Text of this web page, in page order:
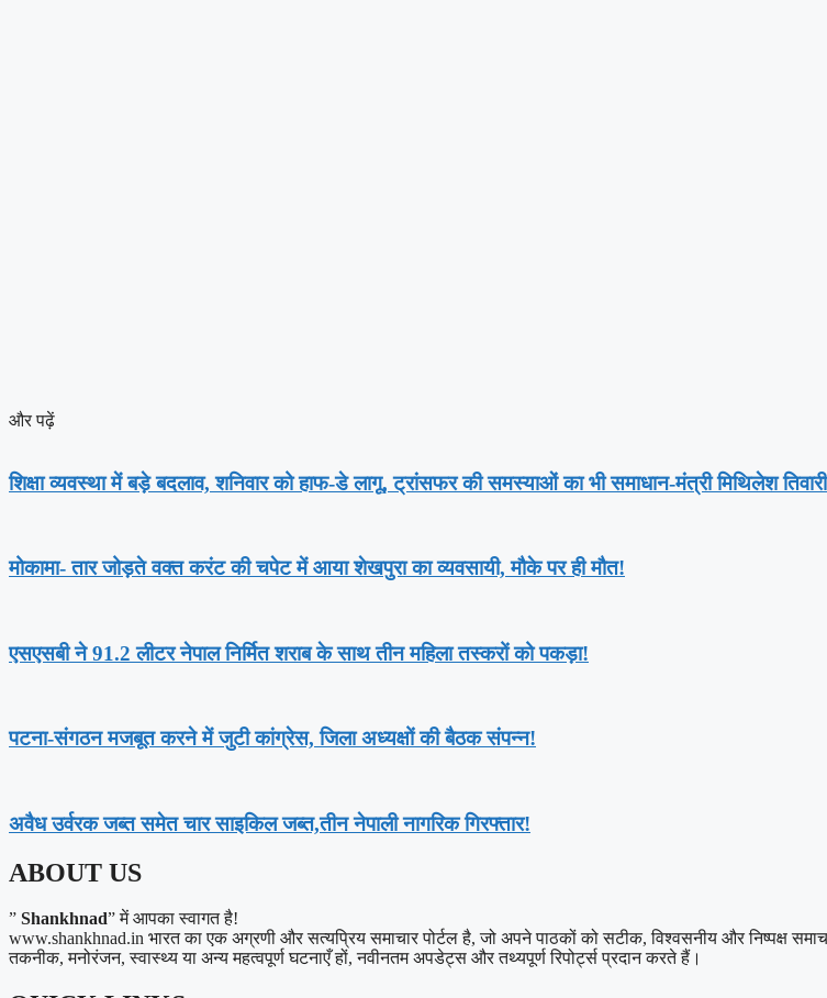
और पढ़ें
शिक्षा व्यवस्था में बड़े बदलाव, शनिवार को हाफ-डे लागू, ट्रांसफर की समस्याओं का भी समाधान-मंत्री मिथिलेश
मोकामा- तार जोड़ते वक्त करंट की चपेट में आया शेखपुरा का व्यवसायी, मौके पर ही मौत!
एसएसबी ने 91.2 लीटर नेपाल निर्मित शराब के साथ तीन महिला तस्करों को पकड़ा!
पटना-संगठन मजबूत करने में जुटी कांग्रेस, जिला अध्यक्षों की बैठक संपन्न!
अवैध उर्वरक जब्त समेत चार साइकिल जब्त,तीन नेपाली नागरिक गिरफ्तार!
ABOUT US
” Shankhnad” में आपका स्वागत है!
www.shankhnad.in भारत का एक अग्रणी और सत्यप्रिय समाचार पोर्टल है, जो अपने पाठकों को सटीक, विश्वसनीय और निष्पक्ष
तकनीक, मनोरंजन, स्वास्थ्य या अन्य महत्वपूर्ण घटनाएँ हों, नवीनतम अपडेट्स और तथ्यपूर्ण रिपोर्ट्स प्रदान करते हैं।